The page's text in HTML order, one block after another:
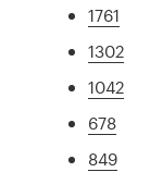
1761
1302
1042
678
849